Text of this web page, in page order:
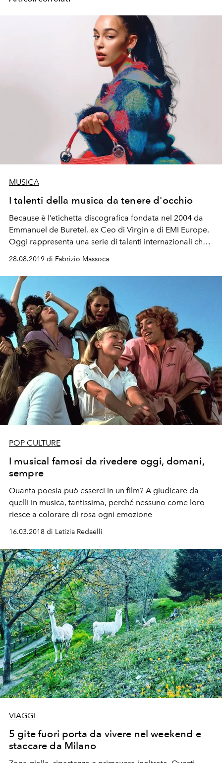
MUSICA
I talenti della musica da tenere d'occhio
Because è l’etichetta discografica fondata nel 2004 da
Emmanuel de Buretel, ex Ceo di Virgin e di EMI Europe.
Oggi rappresenta una serie di talenti internazionali che
stanno rivoluzionando il mondo della musica. Dalla
passando per Calypso Rose, l’etichetta francese punta
alla promozione dei suoi artisti a partire dai festival più
cool.
28.08.2019 di Fabrizio Massoca
POP CULTURE
I musical famosi da rivedere oggi, domani,
sempre
Quanta poesia può esserci in un film? A giudicare da
quelli in musica, tantissima, perché nessuno come loro
riesce a colorare di rosa ogni emozione
16.03.2018 di Letizia Redaelli
VIAGGI
5 gite fuori porta da vivere nel weekend e
staccare da Milano